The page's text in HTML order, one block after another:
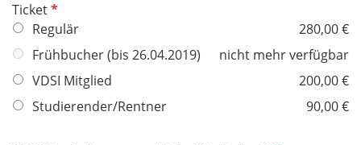
TicketP
f
l
c
h
Regulär
280,00 €
Frühbucher (bis 26.04.2019)
nicht mehr verfügbar
VDSI Mitglied
200,00 €
Studierender/Rentner
90,00 €